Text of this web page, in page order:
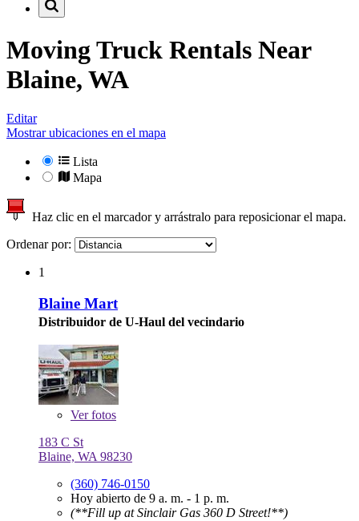
Moving Truck Rentals Near
Blaine, WA
Editar
Mostrar ubicaciones en el mapa
Lista
Mapa
Haz clic en el marcador y arrástralo para reposicionar el mapa.
Ordenar por:
1
Blaine Mart
Distribuidor de U-Haul del vecindario
Verfotos
183 C St
Blaine, WA 98230
(360) 746-0150
Hoy abierto de 9 a. m. - 1 p. m.
(**Fill up at Sinclair Gas 360 D Street!**)